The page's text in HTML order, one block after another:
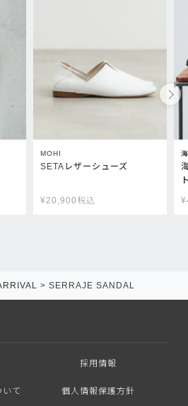
MOHI
SETAレザーシューズ
¥20,900 税込 ¥
SERRAJE SANDAL
採用情報
て 個人情報保護方針